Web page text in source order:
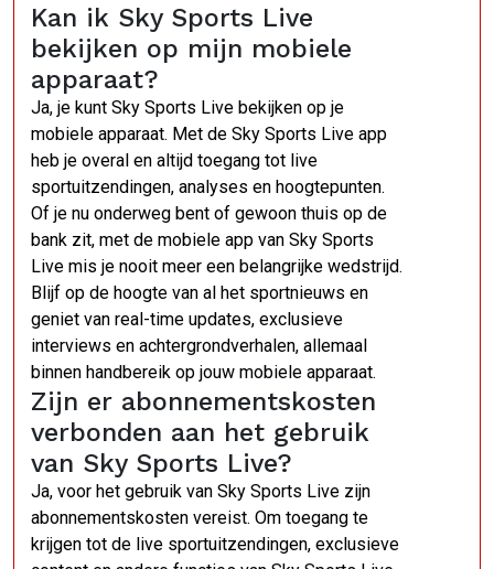
Kan ik Sky Sports Live
bekijken op mijn mobiele
apparaat?
Ja, je kunt Sky Sports Live bekijken op je
mobiele apparaat. Met de Sky Sports Live app
heb je overal en altijd toegang tot live
sportuitzendingen, analyses en hoogtepunten.
Of je nu onderweg bent of gewoon thuis op de
bank zit, met de mobiele app van Sky Sports
Live mis je nooit meer een belangrijke wedstrijd.
Blijf op de hoogte van al het sportnieuws en
geniet van real-time updates, exclusieve
interviews en achtergrondverhalen, allemaal
binnen handbereik op jouw mobiele apparaat.
Zijn er abonnementskosten
verbonden aan het gebruik
van Sky Sports Live?
Ja, voor het gebruik van Sky Sports Live zijn
abonnementskosten vereist. Om toegang te
krijgen tot de live sportuitzendingen, exclusieve